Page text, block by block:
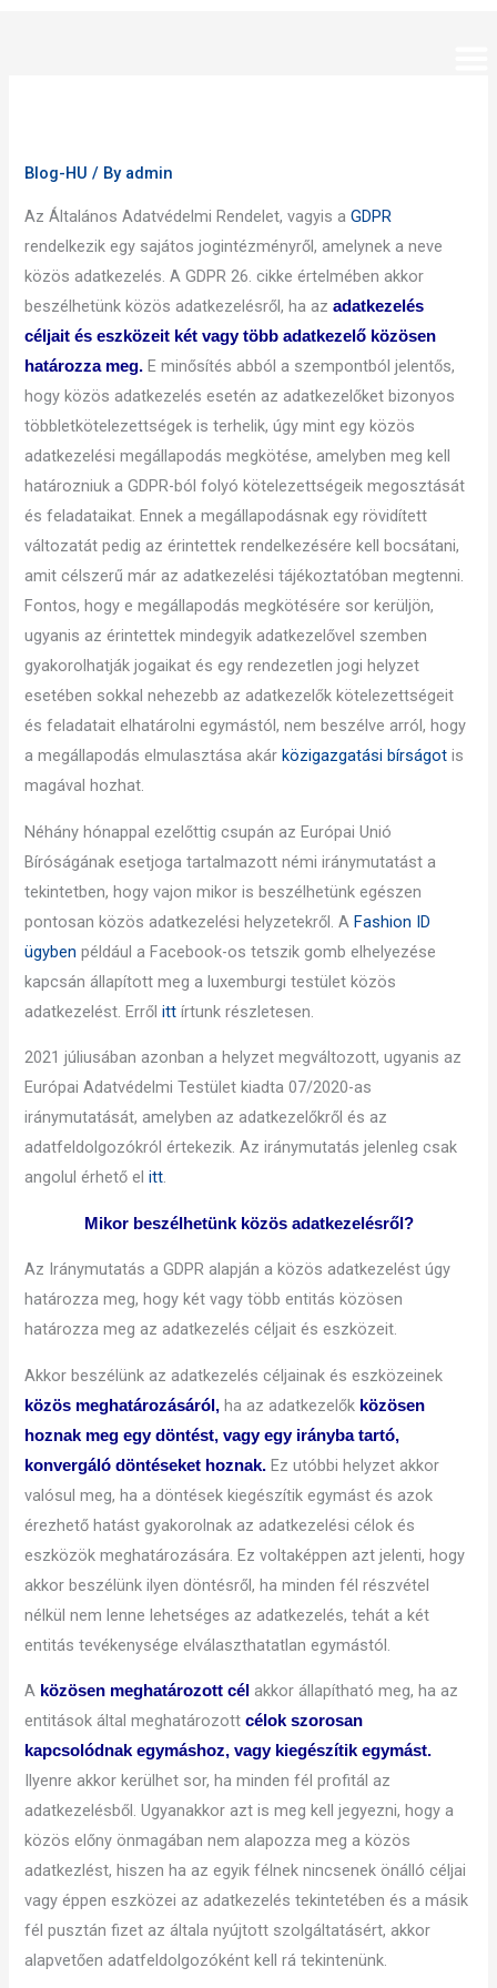
Blog-HU / By admin
Az Általános Adatvédelmi Rendelet, vagyis aGDPR
rendelkezik egy sajátos jogintézményről, amelynek a neve
közös adatkezelés. A GDPR 26. cikke értelmében akkor
beszélhetünk közös adatkezelésről, ha azadatkezelés
céljait és eszközeit két vagy több adatkezelő közösen
határozza meg. E minősítés abból a szempontból jelentős,
hogy közös adatkezelés esetén az adatkezelőket bizonyos
többletkötelezettségek is terhelik, úgy mint egy közös
adatkezelési megállapodás megkötése, amelyben meg kell
határozniuk a GDPR-ból folyó kötelezettségeik megosztását
és feladataikat. Ennek a megállapodásnak egy rövidített
változatát pedig az érintettek rendelkezésére kell bocsátani,
amit célszerű már az adatkezelési tájékoztatóban megtenni.
Fontos, hogy e megállapodás megkötésére sor kerüljön,
ugyanis az érintettek mindegyik adatkezelővel szemben
gyakorolhatják jogaikat és egy rendezetlen jogi helyzet
esetében sokkal nehezebb az adatkezelők kötelezettségeit
és feladatait elhatárolni egymástól, nem beszélve arról, hogy
a megállapodás elmulasztása akárközigazgatási bírságotis
magával hozhat.
Néhány hónappal ezelőttig csupán az Európai Unió
Bíróságának esetjoga tartalmazott némi iránymutatást a
tekintetben, hogy vajon mikor is beszélhetünk egészen
pontosan közös adatkezelési helyzetekről. AFashion ID
ügyben például a Facebook-os tetszik gomb elhelyezése
kapcsán állapított meg a luxemburgi testület közös
adatkezelést. Errőlittírtunk részletesen.
2021 júliusában azonban a helyzet megváltozott, ugyanis az
Európai Adatvédelmi Testület kiadta 07/2020-as
iránymutatását, amelyben az adatkezelőkről és az
adatfeldolgozókról értekezik. Az iránymutatás jelenleg csak
angolul érhető elitt.
Mikor beszélhetünk közös adatkezelésről?
Az Iránymutatás a GDPR alapján a közös adatkezelést úgy
határozza meg, hogy két vagy több entitás közösen
határozza meg az adatkezelés céljait és eszközeit.
Akkor beszélünk az adatkezelés céljainak és eszközeinek
közös meghatározásáról, ha az adatkezelők közösen
hoznak meg egy döntést, vagy egy irányba tartó,
konvergáló döntéseket hoznak. Ez utóbbi helyzet akkor
valósul meg, ha a döntések kiegészítik egymást és azok
érezhető hatást gyakorolnak az adatkezelési célok és
eszközök meghatározására. Ez voltaképpen azt jelenti, hogy
akkor beszélünk ilyen döntésről, ha minden fél részvétel
nélkül nem lenne lehetséges az adatkezelés, tehát a két
entitás tevékenysége elválaszthatatlan egymástól.
A közösen meghatározott cél akkor állapítható meg, ha az
entitások által meghatározottcélok szorosan
kapcsolódnak egymáshoz, vagy kiegészítik egymást.
Ilyenre akkor kerülhet sor, ha minden fél profitál az
adatkezelésből. Ugyanakkor azt is meg kell jegyezni, hogy a
közös előny önmagában nem alapozza meg a közös
adatkezlést, hiszen ha az egyik félnek nincsenek önálló céljai
vagy éppen eszközei az adatkezelés tekintetében és a másik
fél pusztán fizet az általa nyújtott szolgáltatásért, akkor
alapvetően adatfeldolgozóként kell rá tekintenünk.